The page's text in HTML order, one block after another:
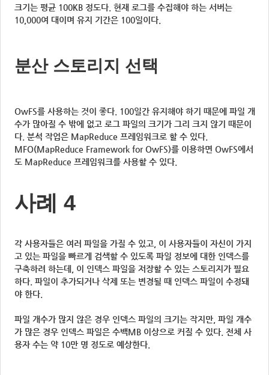
크기는 평균 100KB 정도다. 현재 로그를 수집해야 하는 서버는
10,000여 대이며 유지 기간은 100일이다.
분산 스토리지 선택
OwFS를 사용하는 것이 좋다. 100일간 유지해야 하기 때문에 파일 개
수가 많아질 수 밖에 없고 로그 파일의 크기가 그리 크지 않기 때문이
다. 분석 작업은 MapReduce 프레임워크로 할 수 있다.
MFO(MapReduce Framework for OwFS)를 이용하면 OwFS에서
도 MapReduce 프레임워크를 사용할 수 있다.
사례 4
각 사용자들은 여러 파일을 가질 수 있고, 이 사용자들이 자신이 가지
고 있는 파일을 빠르게 검색할 수 있도록 파일 정보에 대한 인덱스를
구축하려 하는데, 이 인덱스 파일을 저장할 수 있는 스토리지가 필요
하다. 파일이 추가되거나 삭제 또는 변경될 때 인덱스 파일이 수정돼
야 한다.
파일 개수가 많지 않은 경우 인덱스 파일의 크기는 작지만, 파일 개수
가 많은 경우 인덱스 파일은 수백MB 이상으로 커질 수 있다. 전체 사
용자 수는 약 10만 명 정도로 예상한다.